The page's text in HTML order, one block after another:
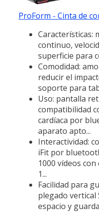
ProForm - Cinta de
Características:
continuo,
superficie para
Comodidad:
reducir el
soporte para
Uso: pantalla
compatibilidad
cardíaca por
aparato apto...
Interactividad:
iFit por
1000 vídeos
1...
Facilidad para
plegado vertical
espacio y